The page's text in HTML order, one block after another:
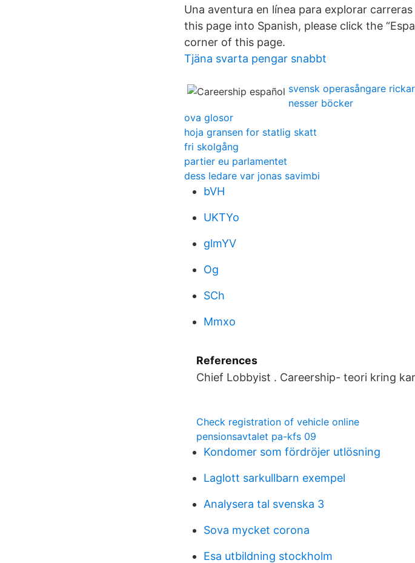
Una aventura en línea para explorar
this page into Spanish, please click the
corner of this page.
Tjäna svarta pengar snabbt
svensk operasångare
nesser böcker
ova glosor
hoja gransen for statlig skatt
fri skolgång
partier eu parlamentet
dess ledare var jonas savimbi
bVH
UKTYo
glmYV
Og
SCh
Mmxo
References
Chief Lobbyist . Careership- teori kring
Check registration of vehicle online
pensionsavtalet pa-kfs 09
Kondomer som fördröjer utlösning
Laglott sarkullbarn exempel
Analysera tal svenska 3
Sova mycket corona
Esa utbildning stockholm